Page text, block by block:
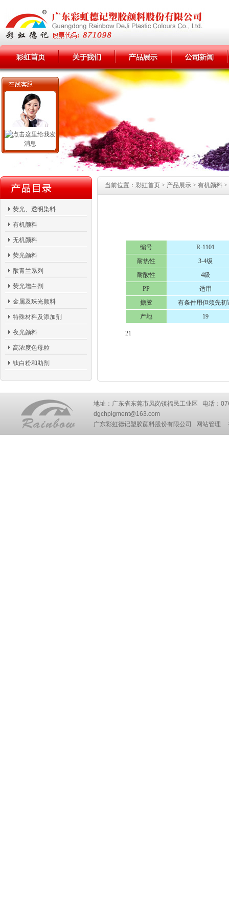
荧光、透明染料
有机颜料
无机颜料
荧光颜料
酞青兰系列
荧光增白剂
金属及珠光颜料
特殊材料及添加剂
夜光颜料
高浓度色母粒
钛白粉和助剂
当前位置：彩虹首页 > 产品展示 > 有机颜料 >
编号
R-1101
耐热性
3-4级
耐酸性
4级
PP
适用
搪胶
有条件用但须先初
产地
19
21
地址：广东省东莞市凤岗镇福民工业区 电话：
dgchpigment@163.com
广东彩虹德记塑胶颜料股份有限公司
网站管理